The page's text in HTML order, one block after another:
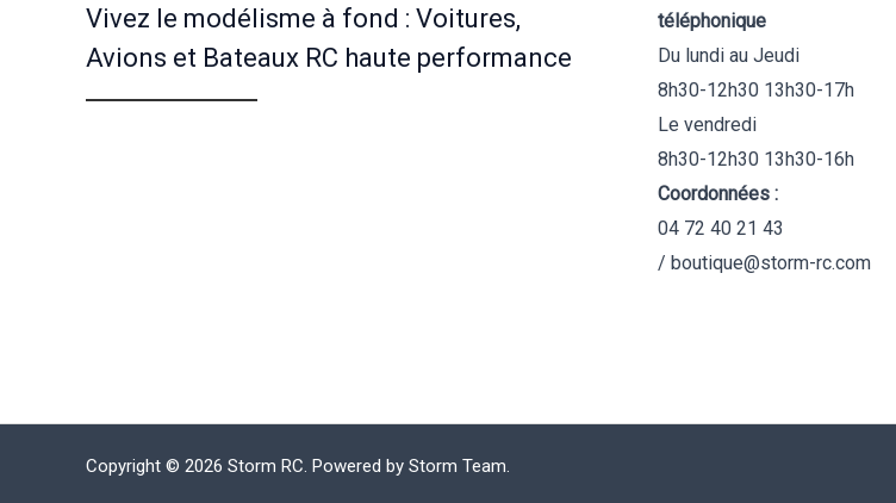
Vivez le modélisme à fond : Voitures,
Avions et Bateaux RC haute performance
téléphonique
Du lundi au Jeudi
8h30-12h30 13h30-17h
Le vendredi
8h30-12h30 13h30-16h
Coordonnées :
04 72 40 21 43
/ boutique@storm-rc.com
Copyright © 2026 Storm RC. Powered by Storm Team.